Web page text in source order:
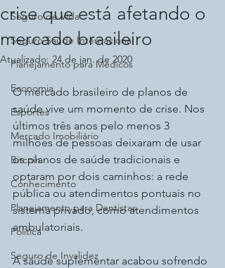
Seguro de Vida
Seguro Saúde Internacional
Planejamento para Médicos
Economia
Esportes
Mercado Imobiliário
Bitcoin
Conhecimento
Planejamento para Dentistas
Política
Seguro de Invalidez
crise que está afetando o
mercado brasileiro
Atualizado: 24 de jan. de 2020
O mercado brasileiro de planos de
saúde vive um momento de crise. Nos
últimos três anos pelo menos 3
milhões de pessoas deixaram de usar
os planos de saúde tradicionais e
optaram por dois caminhos: a rede
pública ou atendimentos pontuais no
sistema privado, como atendimentos
ambulatoriais.
A saúde suplementar acabou sofrendo